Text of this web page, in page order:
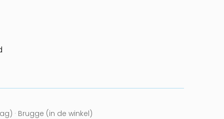
· Brugge (in de winkel)